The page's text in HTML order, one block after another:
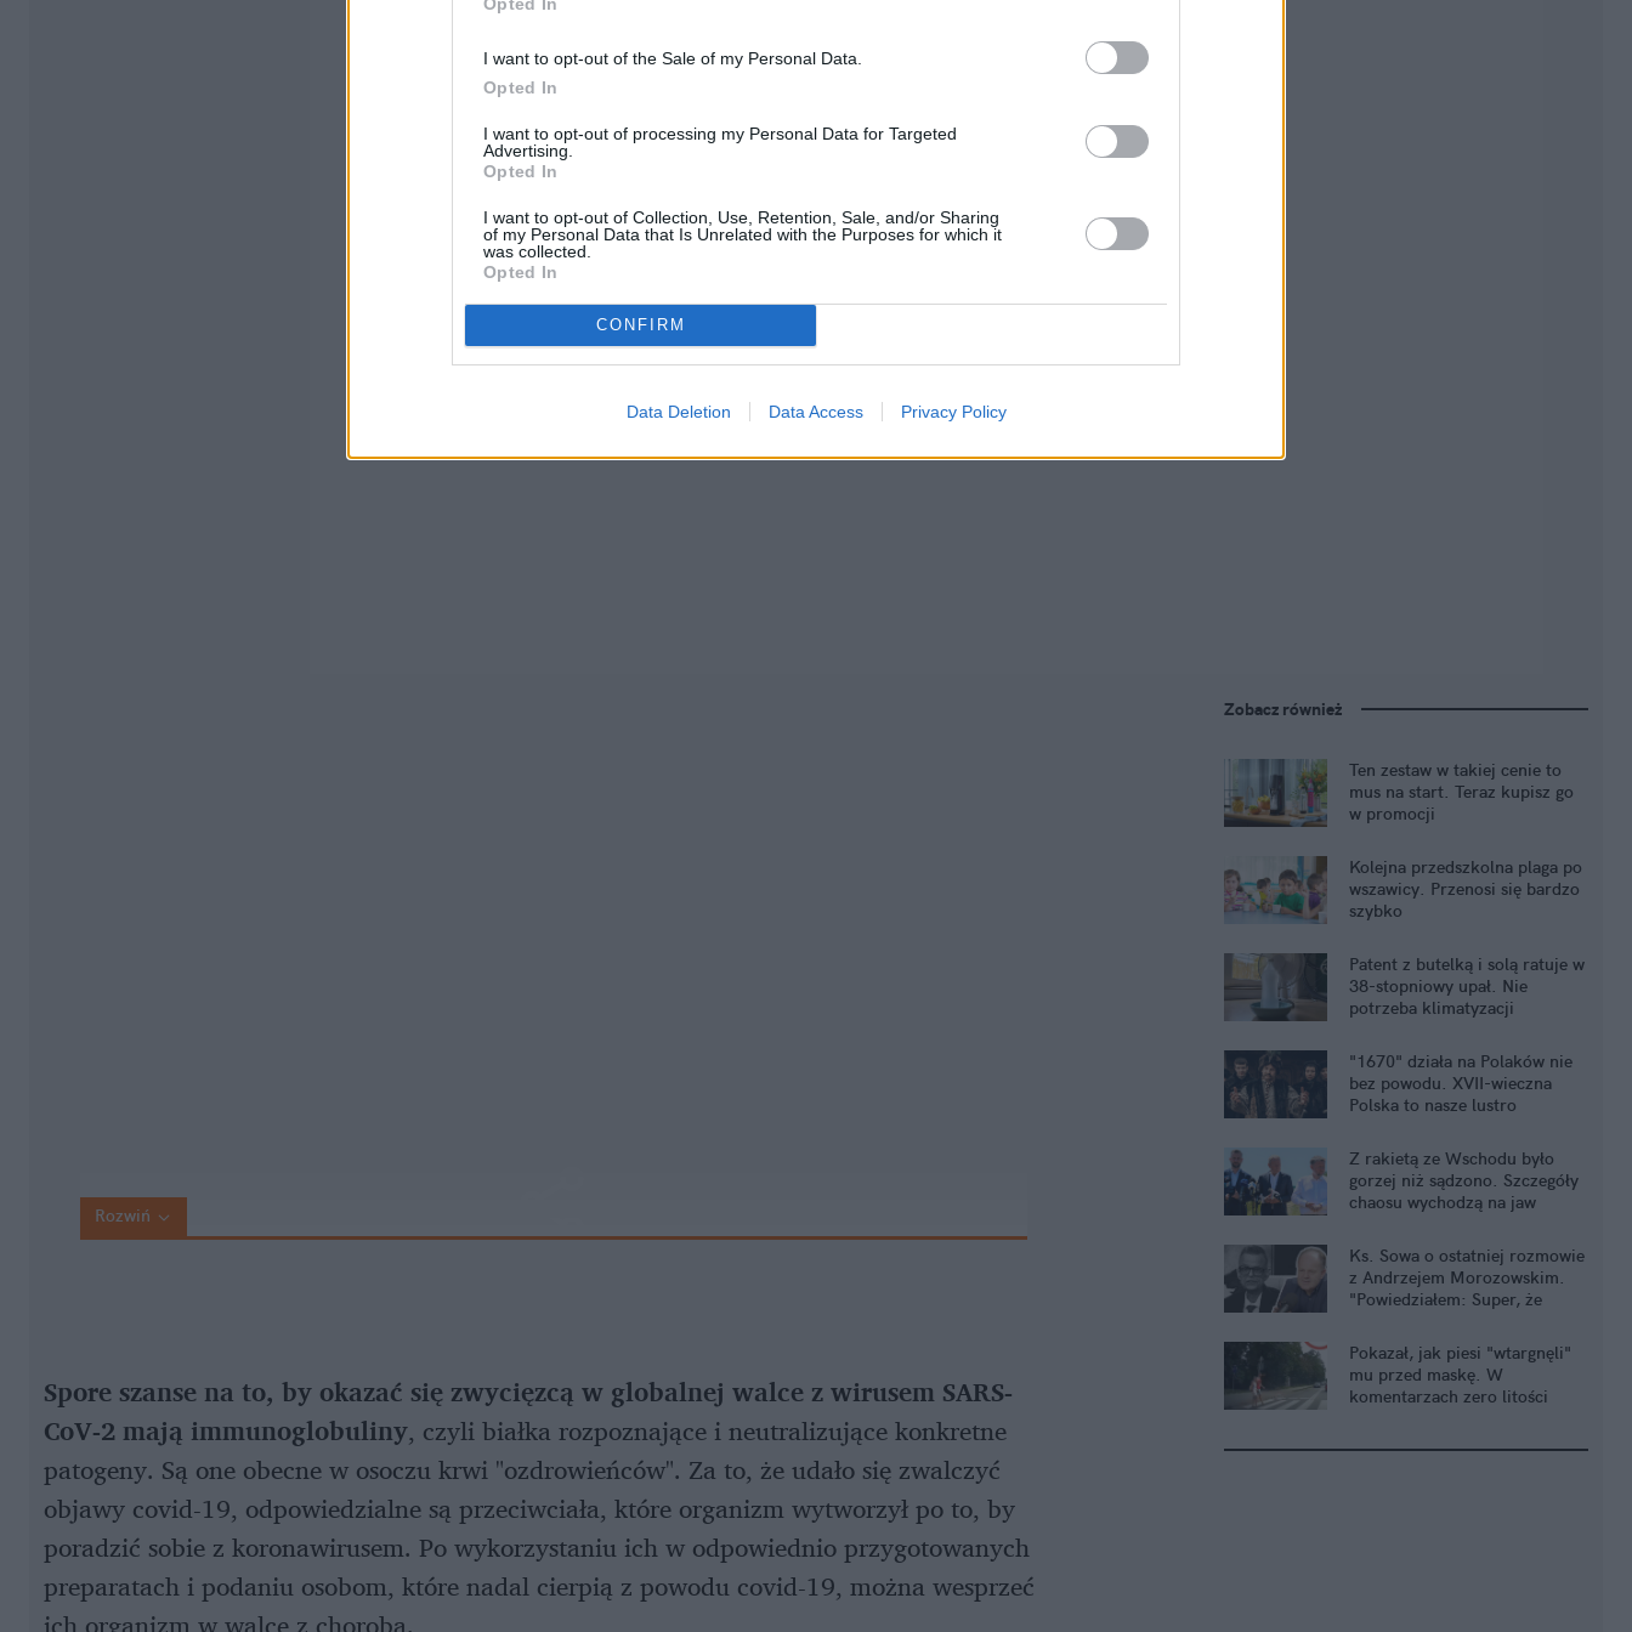
I want to opt-out of the Sale of my Personal Data.
Opted In
I want to opt-out of processing my Personal Data for Targeted
Advertising.
Opted In
I want to opt-out of Collection, Use, Retention, Sale, and/or Sharing
of my Personal Data that Is Unrelated with the Purposes for which it
was collected.
Opted In
CONFIRM
Data Deletion Data Access Privacy Policy
Rozwiń
Spore szanse na to, by okazać się zwycięzcą w globalnej walce z wirusem SARS-
CoV-2 mają immunoglobuliny, czyli białka rozpoznające i neutralizujące konkretne
patogeny. Są one obecne w osoczu krwi "ozdrowieńców". Za to, że udało się zwalczyć
objawy covid-19, odpowiedzialne są przeciwciała, które organizm wytworzył po to, by
poradzić sobie z koronawirusem. Po wykorzystaniu ich w odpowiednio przygotowanych
preparatach i podaniu osobom, które nadal cierpią z powodu covid-19, można wesprzeć
Zobacz również
Ten zestaw w takiej cenie to
mus na start. Teraz kupisz go
w promocji
Kolejna przedszkolna plaga po
wszawicy. Przenosi się bardzo
szybko
Patent z butelką i solą ratuje w
38-stopniowy upał. Nie
potrzeba klimatyzacji
"1670" działa na Polaków nie
bez powodu. XVII-wieczna
Polska to nasze lustro
Z rakietą ze Wschodu było
gorzej niż sądzono. Szczegóły
chaosu wychodzą na jaw
Ks. Sowa o ostatniej rozmowie
z Andrzejem Morozowskim.
"Powiedziałem: Super, że
Pokazał, jak piesi "wtargnęli"
mu przed maskę. W
komentarzach zero litości